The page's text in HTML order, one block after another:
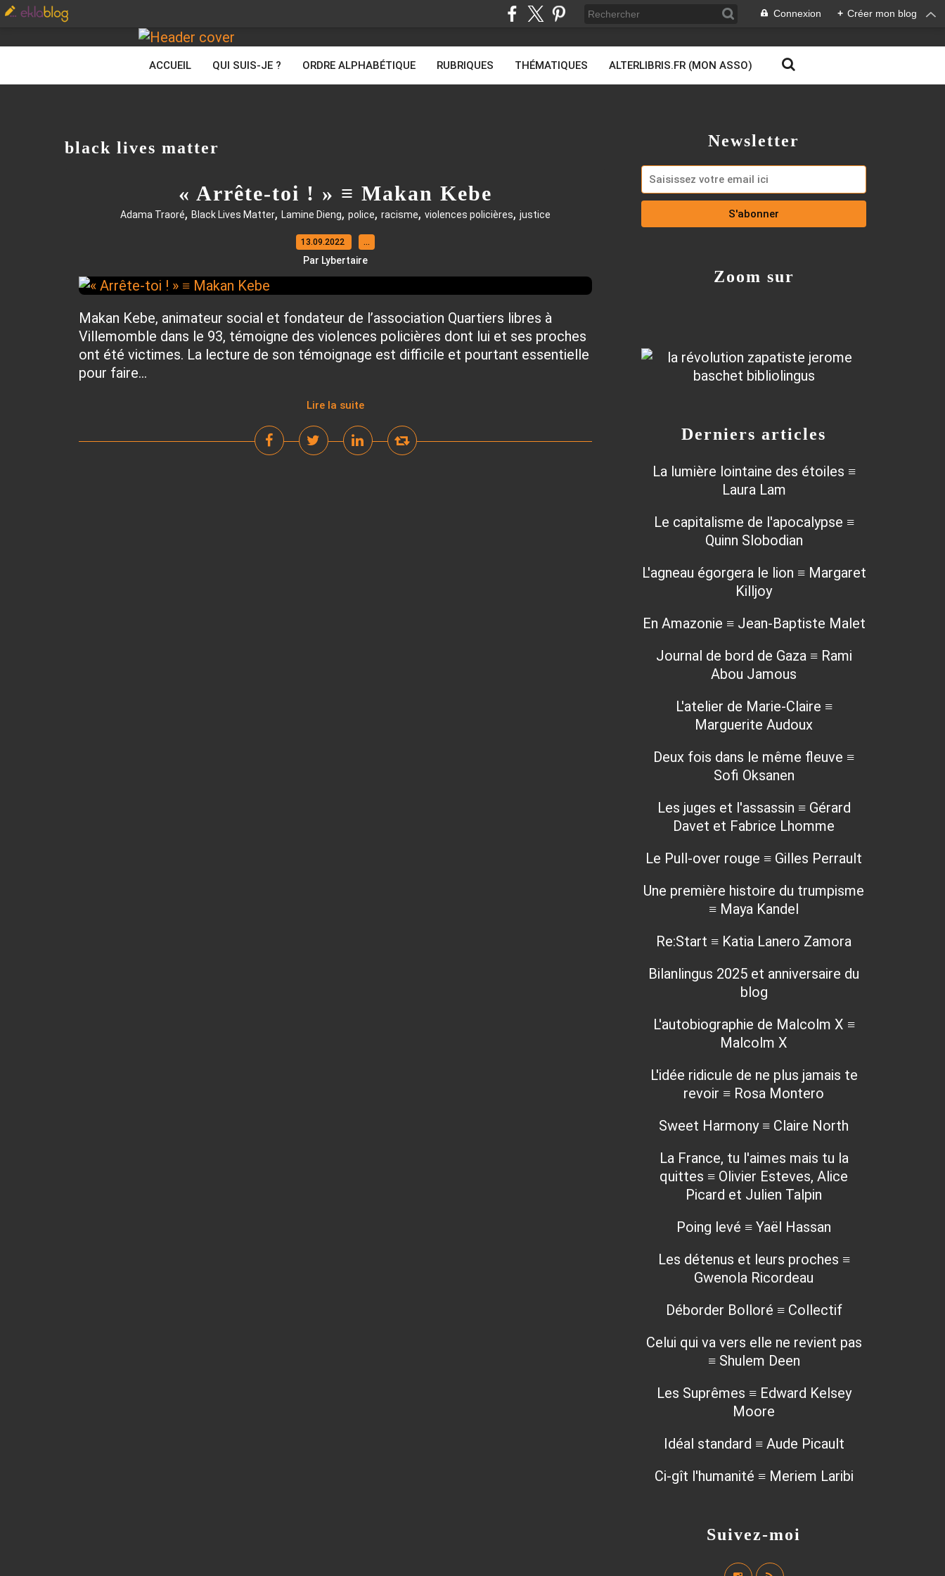
Connexion + Créer mon blog
ACCUEIL QUI SUIS-JE ? ORDRE ALPHABÉTIQUE RUBRIQUES THÉMATIQUES ALTERLIBRIS.FR (MON ASSO)
black lives matter
« Arrête-toi ! » ≡ Makan Kebe
Adama Traoré, Black Lives Matter, Lamine Dieng, police, racisme, violences policières, justice
13.09.2022 …
Par Lybertaire
Makan Kebe, animateur social et fondateur de l’association Quartiers libres à
Villemomble dans le 93, témoigne des violences policières dont lui et ses proches
ont été victimes. La lecture de son témoignage est difficile et pourtant essentielle
pour faire...
Lire la suite
Newsletter
Suivez-moi
Derniers articles
La lumière lointaine des étoiles ≡
Laura Lam
Le capitalisme de l'apocalypse ≡
Quinn Slobodian
L'agneau égorgera le lion ≡ Margaret
Killjoy
En Amazonie ≡ Jean-Baptiste Malet
Journal de bord de Gaza ≡ Rami
Abou Jamous
L'atelier de Marie-Claire ≡
Marguerite Audoux
Deux fois dans le même fleuve ≡
Sofi Oksanen
Les juges et l'assassin ≡ Gérard
Davet et Fabrice Lhomme
Le Pull-over rouge ≡ Gilles Perrault
Une première histoire du trumpisme
≡ Maya Kandel
Re:Start ≡ Katia Lanero Zamora
Bilanlingus 2025 et anniversaire du
blog
L'autobiographie de Malcolm X ≡
Malcolm X
L'idée ridicule de ne plus jamais te
revoir ≡ Rosa Montero
Sweet Harmony ≡ Claire North
La France, tu l'aimes mais tu la
quittes ≡ Olivier Esteves, Alice
Picard et Julien Talpin
Poing levé ≡ Yaël Hassan
Les détenus et leurs proches ≡
Gwenola Ricordeau
Déborder Bolloré ≡ Collectif
Celui qui va vers elle ne revient pas
≡ Shulem Deen
Les Suprêmes ≡ Edward Kelsey
Moore
Idéal standard ≡ Aude Picault
Ci-gît l'humanité ≡ Meriem Laribi
Zoom sur